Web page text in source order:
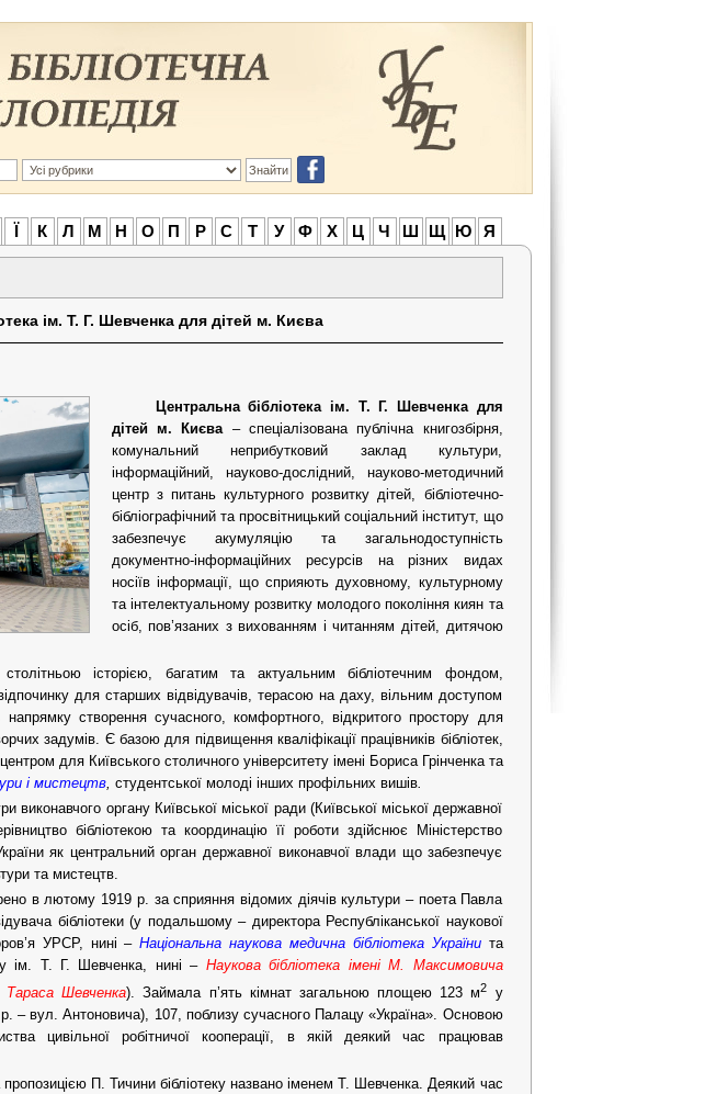
Ї К Л М Н О П Р С Т У Ф Х Ц Ч Ш Щ Ю Я
ім. Т. Г. Шевченка для дітей м. Києва
Центральна бібліотека ім. Т. Г. Шевченка для
дітей м. Києва– спеціалізована публічна книгозбірня,
комунальний неприбутковий заклад культури,
інформаційний, науково-дослідний, науково-методичний
центр з питань культурного розвитку дітей, бібліотечно-
бібліографічний та просвітницький соціальний інститут, що
забезпечує акумуляцію та загальнодоступність
документно-інформаційних ресурсів на різних видах
носіїв інформації, що сприяють духовному, культурному
та інтелектуальному розвитку молодого покоління киян та
осіб, пов’язаних з вихованням і читанням дітей, дитячою
історією, багатим та актуальним бібліотечним фондом,
для старших відвідувачів, терасою на даху, вільним доступом
напрямку створення сучасного, комфортного, відкритого простору для
задумів. Є базою для підвищення кваліфікації працівників бібліотек,
для Київського столичного університету імені Бориса Грінченка та
і мистецтв, студентської молоді інших профільних вишів.
виконавчого органу Київської міської ради (Київської міської державної
бібліотекою та координацію її роботи здійснює Міністерство
як центральний орган державної виконавчої влади що забезпечує
та мистецтв.
в лютому 1919 р. за сприяння відомих діячів культури – поета Павла
бібліотеки (у подальшому – директора Республіканської наукової
УРСР, нині – Національна наукова медична бібліотека Українита
ім. Т. Г. Шевченка, нині – Наукова бібліотека імені М. Максимовича
Тараса Шевченка). Займала п’ять кімнат загальною площею 123 м2
у
– вул. Антоновича), 107, поблизу сучасного Палацу «Україна». Основою
цивільної робітничої кооперації, в якій деякий час працював
пропозицією П. Тичини бібліотеку названо іменем Т. Шевченка. Деякий час